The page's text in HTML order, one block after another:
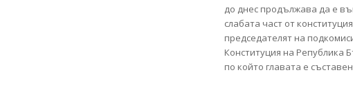
до днес продължава да е
слабата част от
председателят на
Конституция на Република
по който главата е